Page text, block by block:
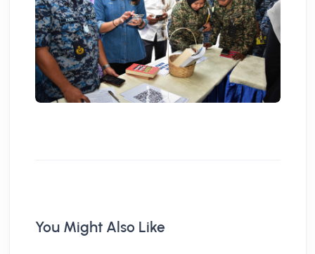
You Might Also Like